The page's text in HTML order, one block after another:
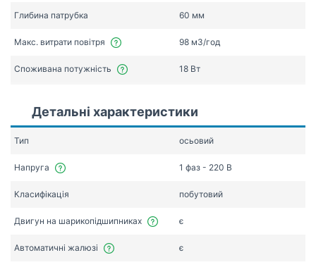
Глибина патрубка 60 мм
Макс. витрати повітря 98 мЗ/год
Споживана потужність 18 Вт
Детальні характеристики
Тип осьовий
Напруга 1 фаз - 220 В
Класифікація побутовий
Двигун на шарикопідшипниках є
Автоматичні жалюзі є